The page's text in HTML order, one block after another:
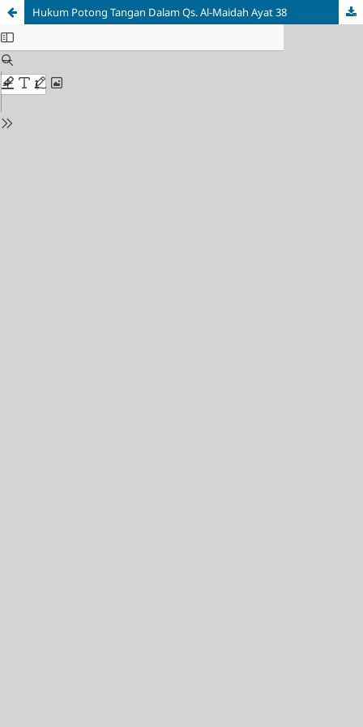
Hukum Potong Tangan Dalam Qs. Al-Maidah Ayat 38